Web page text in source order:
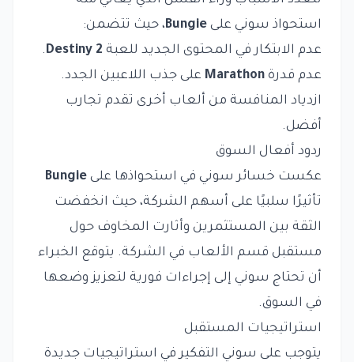
استحواذ سوني على Bungie، حيث تتضمن:
عدم الابتكار في المحتوى الجديد للعبة Destiny 2
.
عدم قدرة Marathon على جذب اللاعبين الجدد.
ازدياد المنافسة من ألعاب أخرى تقدم تجارب
أفضل.
ردود أفعال السوق
عكست خسائر سوني في استحواذها على Bungie
تأثيرًا سلبيًا على أسهم الشركة، حيث انخفضت
الثقة بين المستثمرين وأثارت المخاوف حول
مستقبل قسم الألعاب في الشركة. يتوقع الخبراء
أن تحتاج سوني إلى إجراءات فورية لتعزيز وضعها
في السوق.
استراتيجيات المستقبل
يتوجب على سوني التفكير في استراتيجيات جديدة